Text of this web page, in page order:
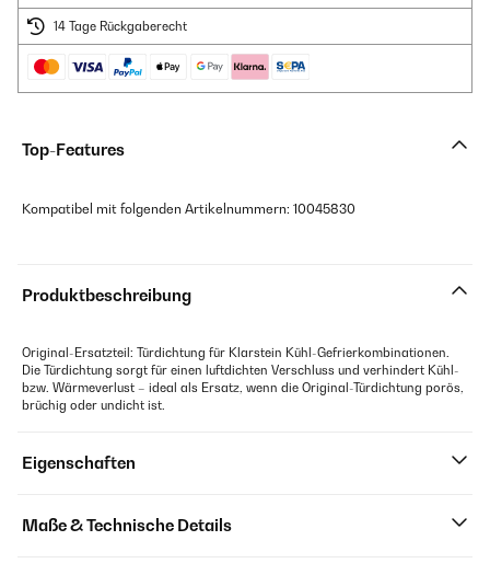
14 Tage Rückgaberecht
Top-Features
Kompatibel mit folgenden Artikelnummern: 10045830
Produktbeschreibung
Original-Ersatzteil: Türdichtung für Klarstein Kühl-Gefrierkombinationen.
Die Türdichtung sorgt für einen luftdichten Verschluss und verhindert Kühl-
bzw. Wärmeverlust – ideal als Ersatz, wenn die Original-Türdichtung porös,
brüchig oder undicht ist.
Eigenschaften
Maße & Technische Details